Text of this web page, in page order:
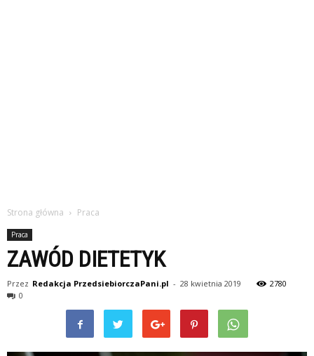
Strona główna Praca
Praca
ZAWÓD DIETETYK
Przez Redakcja PrzedsiebiorczaPani.pl - 28 kwietnia 2019
2780
0